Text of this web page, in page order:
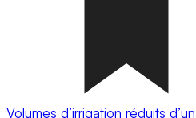
Volumes d’irrigation réduits